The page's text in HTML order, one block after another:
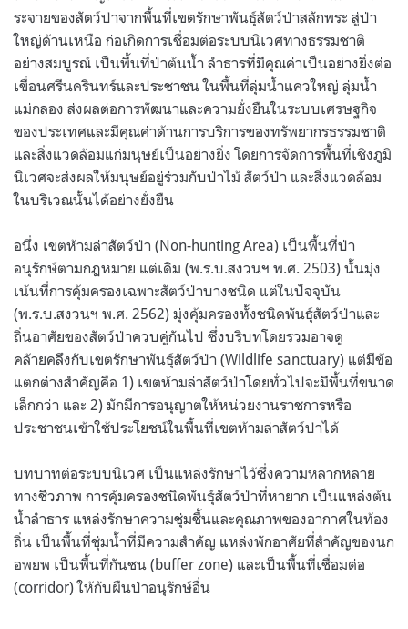
ระจายของสัตว์ป่าจากพื้นที่เขตรักษาพันธุ์สัตว์ป่าสลักพระ สู่ป่า
ใหญ่ด้านเหนือ ก่อเกิดการเชื่อมต่อระบบนิเวศทางธรรมชาติ
อย่างสมบูรณ์ เป็นพื้นที่ป่าต้นน้ำ ลำธารที่มีคุณค่าเป็นอย่างยิ่งต่อ
เขื่อนศรีนครินทร์และประชาชน ในพื้นที่ลุ่มน้ำแควใหญ่ ลุ่มน้ำ
แม่กลอง ส่งผลต่อการพัฒนาและความยั่งยืนในระบบเศรษฐกิจ
ของประเทศและมีคุณค่าด้านการบริการของทรัพยากรธรรมชาติ
และสิ่งแวดล้อมแก่มนุษย์เป็นอย่างยิ่ง โดยการจัดการพื้นที่เชิงภูมิ
นิเวศจะส่งผลให้มนุษย์อยู่ร่วมกับป่าไม้ สัตว์ป่า และสิ่งแวดล้อม
ในบริเวณนั้นได้อย่างยั่งยืน
อนึ่ง เขตห้ามล่าสัตว์ป่า (Non-hunting Area) เป็นพื้นที่ป่า
อนุรักษ์ตามกฎหมาย แต่เดิม (พ.ร.บ.สงวนฯ พ.ศ. 2503) นั้นมุ่ง
เน้นที่การคุ้มครองเฉพาะสัตว์ป่าบางชนิด แต่ในปัจจุบัน
(พ.ร.บ.สงวนฯ พ.ศ. 2562) มุ่งคุ้มครองทั้งชนิดพันธุ์สัตว์ป่าและ
ถิ่นอาศัยของสัตว์ป่าควบคู่กันไป ซึ่งบริบทโดยรวมอาจดู
คล้ายคลึงกับเขตรักษาพันธุ์สัตว์ป่า (Wildlife sanctuary) แต่มีข้อ
แตกต่างสำคัญคือ 1) เขตห้ามล่าสัตว์ป่าโดยทั่วไปจะมีพื้นที่ขนาด
เล็กกว่า และ 2) มักมีการอนุญาตให้หน่วยงานราชการหรือ
ประชาชนเข้าใช้ประโยชน์ในพื้นที่เขตห้ามล่าสัตว์ป่าได้
บทบาทต่อระบบนิเวศ เป็นแหล่งรักษาไว้ซึ่งความหลากหลาย
ทางชีวภาพ การคุ้มครองชนิดพันธุ์สัตว์ป่าที่หายาก เป็นแหล่งต้น
นํ้าลำธาร แหล่งรักษาความชุ่มชื้นและคุณภาพของอากาศในท้อง
ถิ่น เป็นพื้นที่ชุ่มนํ้าที่มีความสำคัญ แหล่งพักอาศัยที่สำคัญของนก
อพยพ เป็นพื้นที่กันชน (buffer zone) และเป็นพื้นที่เชื่อมต่อ
(corridor) ให้กับผืนป่าอนุรักษ์อื่น